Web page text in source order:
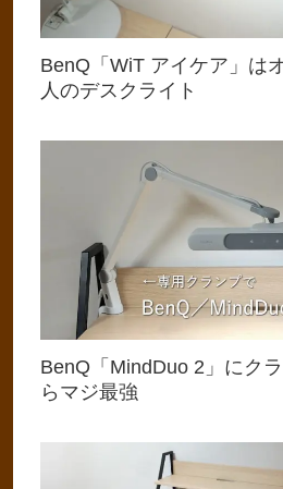
BenQ「WiT アイケア」は
人のデスクライト
BenQ「MindDuo 2」にク
らマジ最強